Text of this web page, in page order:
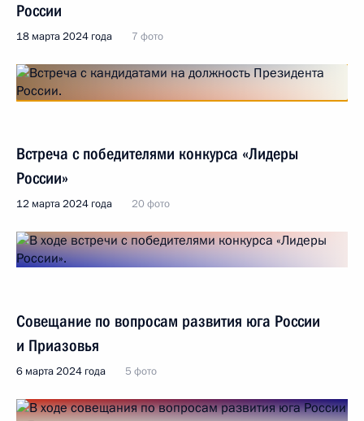
России
18 марта 2024 года 7 фото
Встреча с победителями конкурса «Лидеры
России»
12 марта 2024 года 20 фото
Совещание по вопросам развития юга России
и Приазовья
6 марта 2024 года 5 фото